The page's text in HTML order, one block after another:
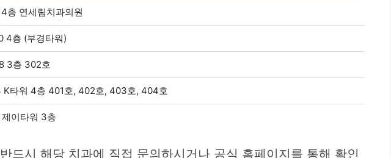
층 연세림치과의원
4층 (부경타워)
3층 302호
타워 4층 401호, 402호, 403호, 404호
이타워 3층
시 해당 치과에 직접 문의하시거나 공식 홈페이지를 통해 확인